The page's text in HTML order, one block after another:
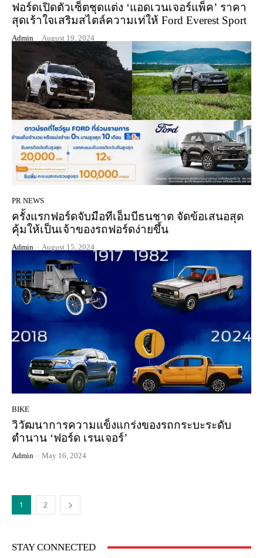
ฟอร์ดเปิดตัวเซ็ตชุดแต่ง ‘แอดเวนเจอร์แพ็ค’ ราคา
สุดเร้าใจเสริมสไตล์ความเท่ให้ Ford Everest Sport
Admin - August 19, 2024
PR NEWS
ครั้งแรกฟอร์ดจับมือทีเอ็มบีธนชาต จัดข้อเสนอสุด
คุ้มให้เป็นเจ้าของรถฟอร์ดง่ายขึ้น
Admin - August 15, 2024
BIKE
วิวัฒนาการความแข็งแกร่งของรถกระบะระดับ
ตำนาน ‘ฟอร์ด เรนเจอร์’
Admin - May 16, 2024
1 2
STAY CONNECTED